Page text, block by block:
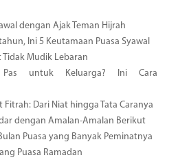
dengan Ajak Teman Hijrah
Ini 5 Keutamaan Puasa Syawal
Tidak Mudik Lebaran
untuk Keluarga? Ini Cara
Fitrah: Dari Niat hingga Tata Caranya
dengan Amalan-Amalan Berikut
Puasa yang Banyak Peminatnya
Puasa Ramadan